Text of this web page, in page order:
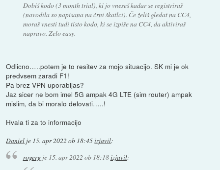
Dobiš kodo (3 month trial), ki jo vneseš kadar se registriraš
(navodila so napisana na črni škatlci). Če želiš gledat na CC4,
moraš vnesti tudi tisto kodo, ki se izpiše na CC4, da aktiviraš
napravo. Zelo easy.
Odlicno…..potem je to resitev za mojo situacijo. SK mi je ok
predvsem zaradi F1!
Pa brez VPN uporabljas?
Jaz sicer ne bom imel 5G ampak 4G LTE (sim router) ampak
mislim, da bi moralo delovati…..!
Hvala ti za to informacijo
Daniel je 15. apr 2022 ob 18:45izjavil:
rogergje 15. apr 2022 ob 18:18izjavil: